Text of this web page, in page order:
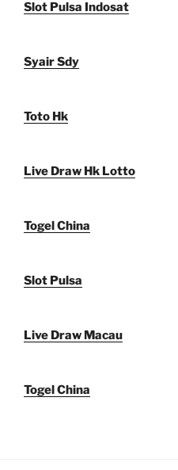
Slot Pulsa Indosat
Syair Sdy
Toto Hk
Live Draw Hk Lotto
Togel China
Slot Pulsa
Live Draw Macau
Togel China